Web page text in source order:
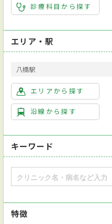
診療科目から探す
エリア・駅
八橋駅
エリアから探す
沿線から探す
キーワード
特徴